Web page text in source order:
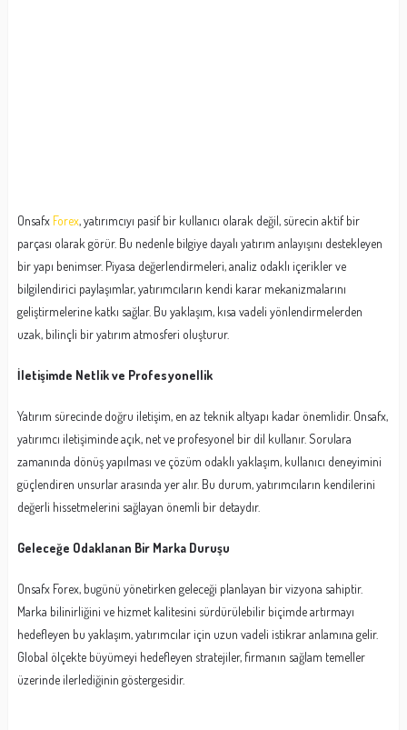
Onsafx Forex, yatırımcıyı pasif bir kullanıcı olarak değil, sürecin aktif bir
parçası olarak görür. Bu nedenle bilgiye dayalı yatırım anlayışını destekleyen
bir yapı benimser. Piyasa değerlendirmeleri, analiz odaklı içerikler ve
bilgilendirici paylaşımlar, yatırımcıların kendi karar mekanizmalarını
geliştirmelerine katkı sağlar. Bu yaklaşım, kısa vadeli yönlendirmelerden
uzak, bilinçli bir yatırım atmosferi oluşturur.
İletişimde Netlik ve Profesyonellik
Yatırım sürecinde doğru iletişim, en az teknik altyapı kadar önemlidir. Onsafx,
yatırımcı iletişiminde açık, net ve profesyonel bir dil kullanır. Sorulara
zamanında dönüş yapılması ve çözüm odaklı yaklaşım, kullanıcı deneyimini
güçlendiren unsurlar arasında yer alır. Bu durum, yatırımcıların kendilerini
değerli hissetmelerini sağlayan önemli bir detaydır.
Geleceğe Odaklanan Bir Marka Duruşu
Onsafx Forex, bugünü yönetirken geleceği planlayan bir vizyona sahiptir.
Marka bilinirliğini ve hizmet kalitesini sürdürülebilir biçimde artırmayı
hedefleyen bu yaklaşım, yatırımcılar için uzun vadeli istikrar anlamına gelir.
Global ölçekte büyümeyi hedefleyen stratejiler, firmanın sağlam temeller
üzerinde ilerlediğinin göstergesidir.